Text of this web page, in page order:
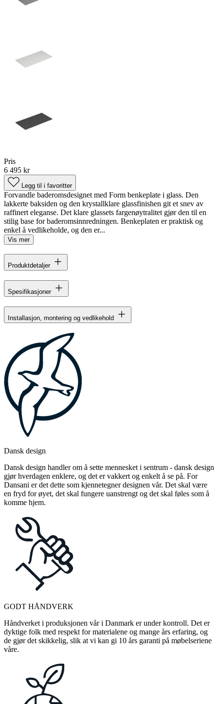
Pris
6 495 kr
Legg til i favoritter
Forvandle baderomsdesignet med Form benkeplate i glass. Den
lakkerte baksiden og den krystallklare glassfinishen git et snev av
raffinert eleganse. Det klare glassets fargenøytralitet gjør den til en
stilig base for baderomsinnredningen. Benkeplaten er praktisk og
enkel å vedlikeholde, og den er...
Vis mer
Produktdetaljer
Spesifikasjoner
Installasjon, montering og vedlikehold
Dansk design
Dansk design handler om å sette mennesket i sentrum - dansk design
gjør hverdagen enklere, og det er vakkert og enkelt å se på. For
Dansani er det dette som kjennetegner designen vår. Det skal være
en fryd for øyet, det skal fungere uanstrengt og det skal føles som å
komme hjem.
GODT HÅNDVERK
Håndverket i produksjonen vår i Danmark er under kontroll. Det er
dyktige folk med respekt for materialene og mange års erfaring, og
de gjør det skikkelig, slik at vi kan gi 10 års garanti på møbelseriene
våre.